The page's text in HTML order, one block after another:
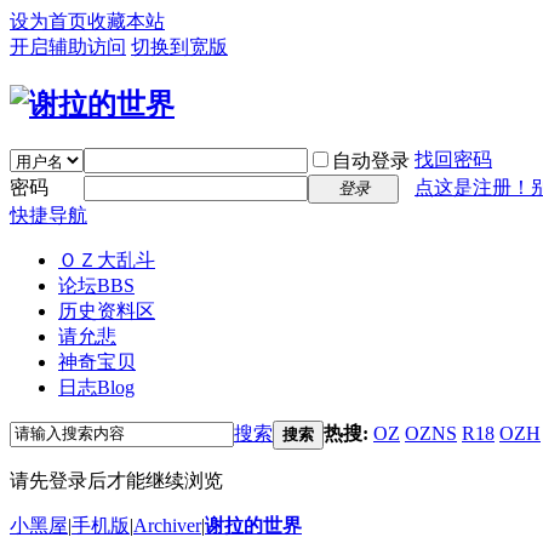
设为首页收藏本站
开启辅助访问 切换到宽版
自动登录 找回密码
密码
登录
点这是注册！
快捷导航
ＯＺ大乱斗
论坛BBS
历史资料区
请允悲
神奇宝贝
日志Blog
搜索 搜索 热搜: OZ OZNS R18 OZH
请先登录后才能继续浏览
小黑屋|手机版|Archiver|谢拉的世界